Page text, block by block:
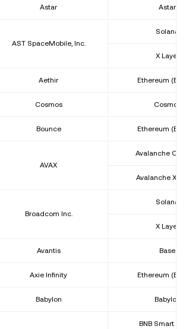
Astar Astar
AST SpaceMobile, Inc.
Solana
X Layer
Aethir Ethereum
Cosmos Cosmos
Bounce Ethereum
AVAX
Avalanche C-
Avalanche X-
Broadcom Inc.
Solana
X Layer
Avantis Base
Axie Infinity Ethereum
Babylon Babylon
BNB Smart